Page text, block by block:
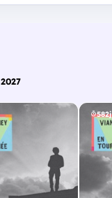
582j